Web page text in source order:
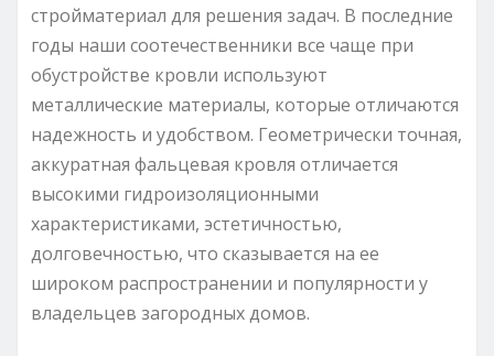
стройматериал для решения задач. В последние
годы наши соотечественники все чаще при
обустройстве кровли используют
металлические материалы, которые отличаются
надежность и удобством. Геометрически точная,
аккуратная фальцевая кровля отличается
высокими гидроизоляционными
характеристиками, эстетичностью,
долговечностью, что сказывается на ее
широком распространении и популярности у
владельцев загородных домов.